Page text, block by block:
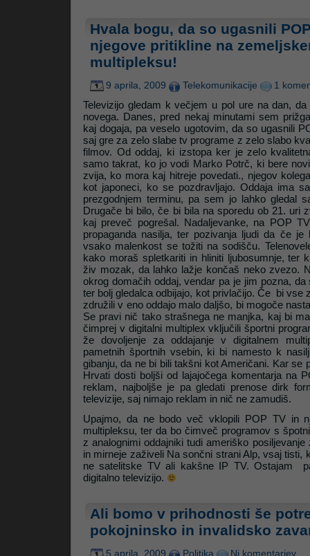
Hvala bogu, da so ugasnili
njegove pritikline na
multipleksu!
9 aprila, 2009 Telekomunikacije 1
Televizijo gledam k večjem u pol ure na dan,
novega. Danes, pred nekaj minutami sem
kaj dogaja, pa veselo ugotovim, da so ugasnili
saj gre za zelo slabe tv programe z zelo slabo
filmov. Od oddaj, ki izstopa ker je zelo
samo takrat, ko jo vodi Marko Potrč, ki bere
zvija, ko mora kaj hitreje povedati., njegov
kot japoneci, ko se pozdravljajo. Oddaja ima
prezgodnjem terminu, pa sem jo lahko gledal
Drugače bi bilo, če bi bila na sporedu ob 21. uri
kaj preveč pogrešal. Nadaljevanke, na POP
propaganda nasilja, ter pozivanja ljudi da če
vsako malenkost se tožiti na sodišču.
kako moraš spletkariti in hliniti ljubosumnje,
živ mozak, da lahko lažje končaš neko zvezo.
okrog domačih oddaj, vendar pa je jim pozna,
ter bolj gledalca odbijajo, kot privlačijo. Če bi vse
združili v eno oddajo malo daljšo, bi mogoče
Se pravi nič tako strašnega ne manjka, kaj bi
čimprej v digitalni multiplex vključili športni
že dovoljenje za oddajanje v digitalnem
pametnih športnih vsebin, ki bi namesto k
gibanju, da ne bi bili takšni kot Američani. Kar se
Hrvati dosti boljši od lajajočega komentarja na
reklam, najboljše je pa gledati prenose dirk
televizije, saj nimajo reklam in nič ne zamudiš.
Upajmo, da ne bodo več vklopili POP TV in
multipleksu, ter da bo čimveč programov s
z analognimi oddajniki tudi ameriško
in mirneje zaživeli Na sončni strani Alp, vsaj tisti,
ne satelitske TV ali kakšne IP TV. Ostajam
digitalno televizijo.
Ali bomo v prihodnosti še
pokojninsko in invalidsko
5 aprila, 2009 Politika Ni komentarjev